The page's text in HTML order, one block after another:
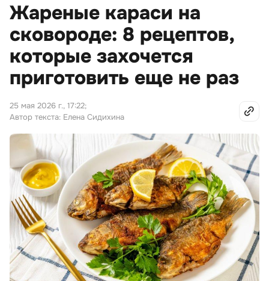
Жареные караси на
сковороде: 8 рецептов,
которые захочется
приготовить еще не раз
25 мая 2026 г., 17:22;
Автор текста: Елена Сидихина